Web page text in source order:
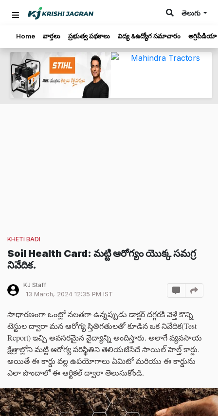
తెలుగు
Home వార్తలు ప్రభుత్వ పథకాలు విద్య &ఉద్యోగ సమాచారం అగ్రిపీడియా
KHETI BADI
Soil Health Card: మట్టి ఆరోగ్యం యొక్క సమగ్ర
నివేదిక.
KJ Staff
13 March, 2024 12:35 PM IST
సాధారణంగా ఒంట్లో నలతగా ఉన్నప్పుడు డాక్టర్ దగ్గరకి వెళ్తే కొన్ని
టెస్టుల ద్వారా మన ఆరోగ్య స్తితిగతులతో కూడిన ఒక నివేదిక(Test
Report) ఇచ్చి అవసరమైన వైద్యాన్ని అందిస్తారు. అలాగే వ్యవసాయ
క్షేత్రాల్లోని మట్టి ఆరోగ్య పరిస్థితిని తెలియజేసేదే సాయిల్ హెల్త్ కార్డు.
అయితే ఈ కార్డు వల్ల ఉపయోగాలు ఏమిటో మరియు ఈ కార్డును
ఎలా పొందాలో ఈ ఆర్టికల్ ద్వారా తెలుసుకోండి.